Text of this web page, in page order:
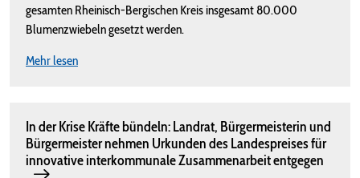
gesamten Rheinisch-Bergischen Kreis insgesamt 80.000
Blumenzwiebeln gesetzt werden.
Mehr lesen
In der Krise Kräfte bündeln: Landrat, Bürgermeisterin und
Bürgermeister nehmen Urkunden des Landespreises für
innovative interkommunale Zusammenarbeit entgegen